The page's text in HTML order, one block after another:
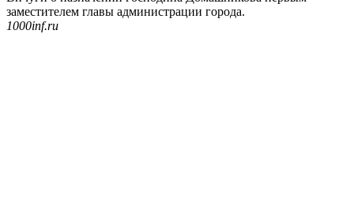
заместителем главы администрации города.
1000inf.ru